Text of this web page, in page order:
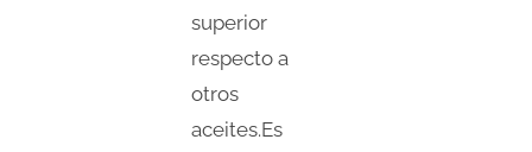
superior
respecto a
otros
aceites.Es